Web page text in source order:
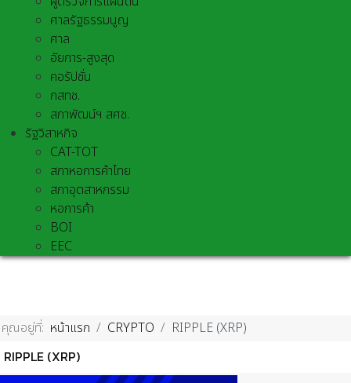
ศาลรัฐธรรมนูญ
ศาล
อัยการ-สูงสุด
คอรัปชั่น
กสทช.
สภาพัฒน์ฯ สศช.
รัฐวิสาหกิจ
CAT-TOT
สภาหอการค้าไทย
สภาอุตสาหกรรม
หอการค้า
BOI
EEC
คุณอยู่ที่: หน้าแรก CRYPTO
RIPPLE (XRP)
RIPPLE (XRP)